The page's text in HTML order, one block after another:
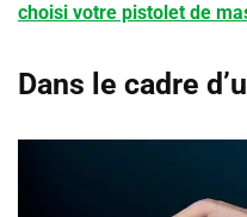
choisi votre pistolet de
Dans le cadre